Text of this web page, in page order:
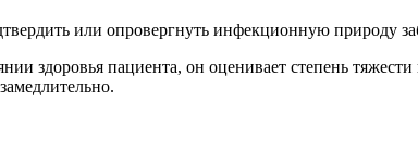
или опровергнуть инфекционную природу
здоровья пациента, он оценивает степень